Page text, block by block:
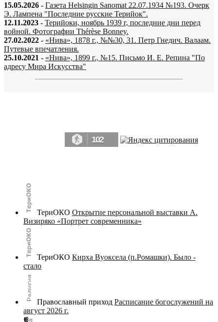
15.05.2026 - Газета Helsingin Sanomat 22.07.1934 №193. Очерк
Э. Лампена "Последние русские Терийок".
12.11.2023 - Терийоки, ноябрь 1939 г, последние дни перед
войной. Фотографии Thérèse Bonney.
27.02.2022 - «Нива», 1878 г., №№30, 31. Петр Гнедич. Валаам.
Путевые впечатления.
25.10.2021 - «Нива», 1899 г., №15. Письмо И. Е. Репина "По
адресу Мира Искусства"
102
ТериОКО Открытие персональной выставки А.
Визиряко «Портрет современника»
ТериОКО Кирха Вуоксела (п.Ромашки). Было -
стало
Православный приход Расписание богослужений на
август 2026 г.